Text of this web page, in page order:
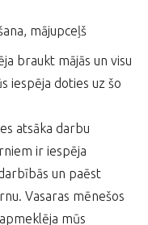
mājupceļš
braukt mājās un visu
iespēja doties uz šo
atsāka darbu
ir iespēja
un paēst
Vasaras mēnešos
mūs